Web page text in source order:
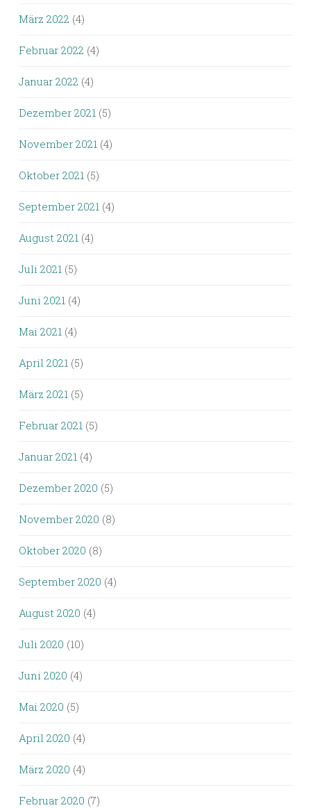
März 2022 (4)
Februar 2022 (4)
Januar 2022 (4)
Dezember 2021 (5)
November 2021 (4)
Oktober 2021 (5)
September 2021 (4)
August 2021 (4)
Juli 2021 (5)
Juni 2021 (4)
Mai 2021 (4)
April 2021 (5)
März 2021 (5)
Februar 2021 (5)
Januar 2021 (4)
Dezember 2020 (5)
November 2020 (8)
Oktober 2020 (8)
September 2020 (4)
August 2020 (4)
Juli 2020 (10)
Juni 2020 (4)
Mai 2020 (5)
April 2020 (4)
März 2020 (4)
Februar 2020 (7)